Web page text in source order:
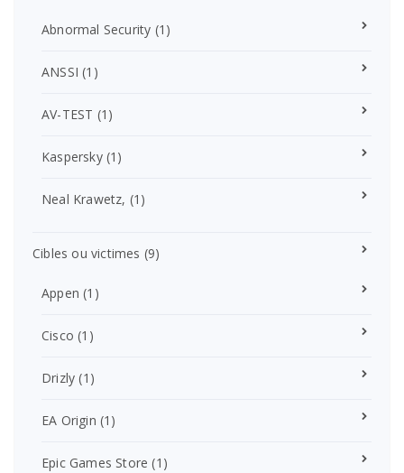
Abnormal Security (1)
ANSSI (1)
AV-TEST (1)
Kaspersky(1)
Neal Krawetz, (1)
Cibles ou victimes (9)
Appen (1)
Cisco (1)
Drizly (1)
EA Origin (1)
Epic Games Store (1)